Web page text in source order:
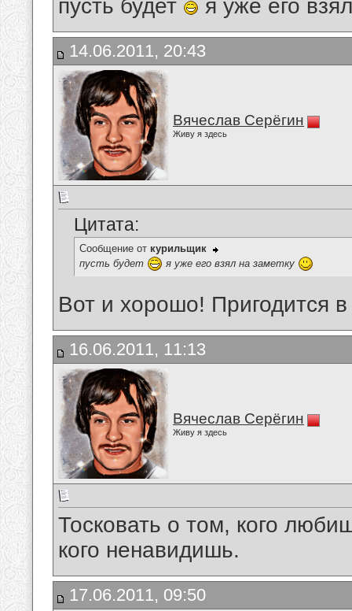
пусть будет я уже его
14.06.2011, 20:43
Вячеслав Серёгин
Живу я здесь
Цитата:
Сообщение от курильщик
пусть будет
я уже его взял на заметку
Вот и хорошо! Пригодится
16.06.2011, 11:13
Вячеслав Серёгин
Живу я здесь
Тосковать о том, кого
кого ненавидишь.
17.06.2011, 09:50